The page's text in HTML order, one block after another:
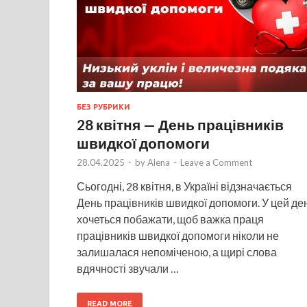
БЕЗ РУБРИКИ
28 квітня — День працівників
швидкої допомоги
28.04.2025 - byAlena - Leave a Comment
Сьогодні, 28 квітня, в Україні відзначається
День працівників швидкої допомоги. У цей
хочеться побажати, щоб важка праця
працівників швидкої допомоги ніколи не
залишалася непоміченою, а щирі слова
вдячності звучали …
READ MORE